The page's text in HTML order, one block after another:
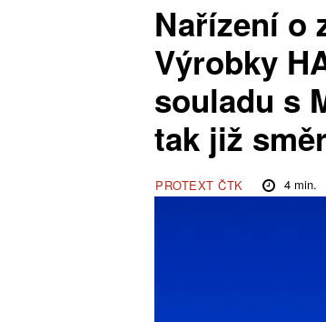
Nařízení o
Výrobky
souladu s
tak již
PROTEXT ČTK 4min.